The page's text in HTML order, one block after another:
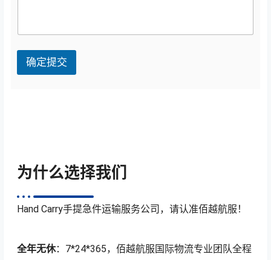
确定提交
为什么选择我们
Hand Carry手提急件运输服务公司，请认准佰越航服！
全年无休：7*24*365，佰越航服国际物流专业团队全程